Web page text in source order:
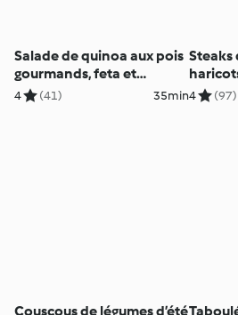
Salade de quinoa aux pois
gourmands, feta et
menthe
4 (41) 35min
Steaks
4 (97)
Couscous de légumes d’été